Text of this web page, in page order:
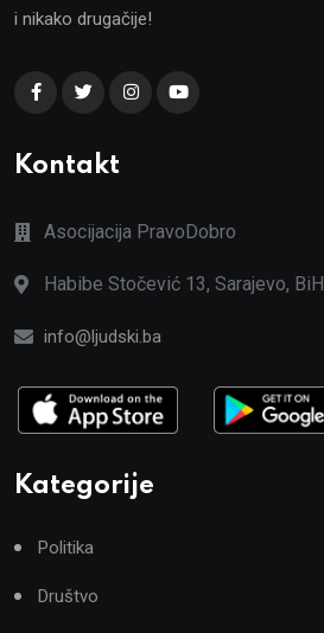
i nikako drugačije!
Kontakt
Asocijacija PravoDobro
Habibe Stočević 13, Sarajevo, BiH
info@ljudski.ba
Kategorije
Politika
Društvo